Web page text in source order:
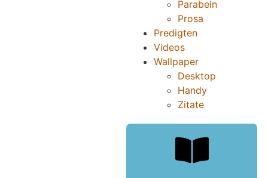
Parabeln
Prosa
Predigten
Videos
Wallpaper
Desktop
Handy
Zitate